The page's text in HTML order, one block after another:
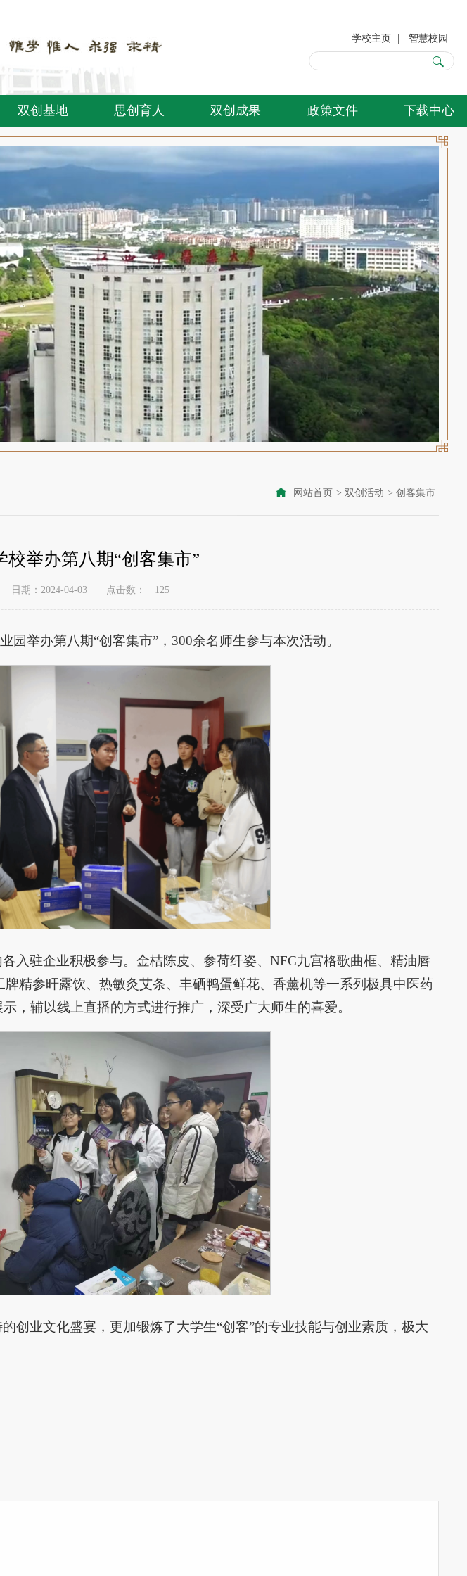
学校主页 | 智慧校园
双创基地 思创育人 双创成果 政策文件 下载中心
网站首页 > 双创活动 > 创客集市
校举办第八期“创客集市”
日期：2024-04-03 点击数： 125
园举办第八期“创客集市”，300余名师生参与本次活动。
入驻企业积极参与。金桔陈皮、参荷纤姿、NFC九宫格歌曲框、精油唇
精参旰露饮、热敏灸艾条、丰硒鸭蛋鲜花、香薰机等一系列极具中医药
，辅以线上直播的方式进行推广，深受广大师生的喜爱。
创业文化盛宴，更加锻炼了大学生“创客”的专业技能与创业素质，极大